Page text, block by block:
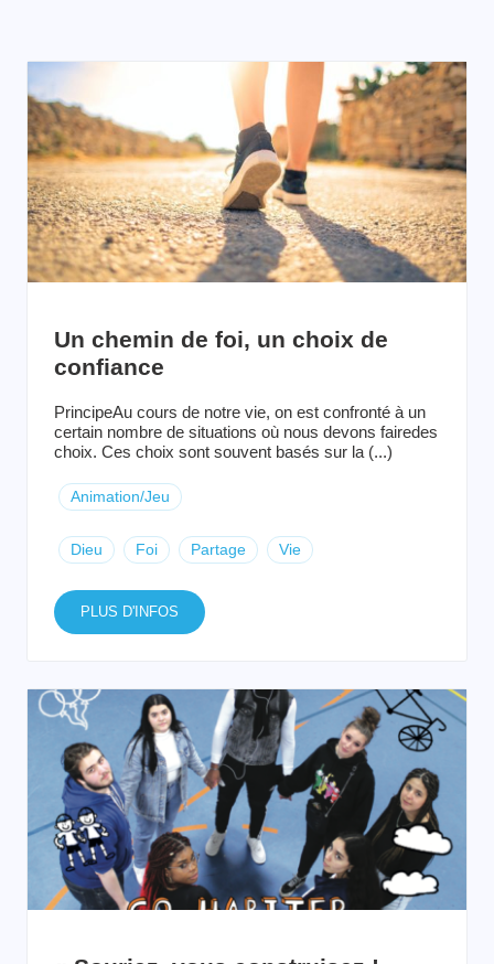
Un chemin de foi, un choix de
confiance
PrincipeAu cours de notre vie, on est confronté à un
certain nombre de situations où nous devons fairedes
choix. Ces choix sont souvent basés sur la (...)
Animation/Jeu
Dieu Foi Partage Vie
PLUS D'INFOS